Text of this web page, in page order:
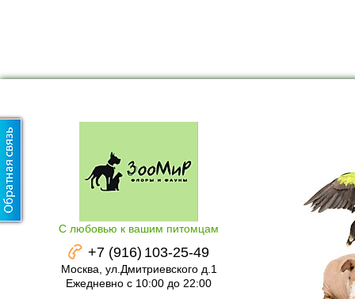
С любовью к вашим питомцам
+7 (916) 103-25-49
Москва, ул.Дмитриевского д.1
Ежедневно с 10:00 до 22:00